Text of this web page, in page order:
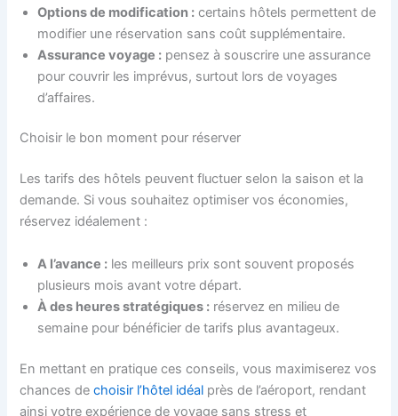
Options de modification : certains hôtels permettent de
modifier une réservation sans coût supplémentaire.
Assurance voyage : pensez à souscrire une assurance
pour couvrir les imprévus, surtout lors de voyages
d’affaires.
Choisir le bon moment pour réserver
Les tarifs des hôtels peuvent fluctuer selon la saison et la
demande. Si vous souhaitez optimiser vos économies,
réservez idéalement :
A l’avance : les meilleurs prix sont souvent proposés
plusieurs mois avant votre départ.
À des heures stratégiques : réservez en milieu de
semaine pour bénéficier de tarifs plus avantageux.
En mettant en pratique ces conseils, vous maximiserez vos
chances dechoisir l’hôtel idéal près de l’aéroport, rendant
ainsi votre expérience de voyage sans stress et